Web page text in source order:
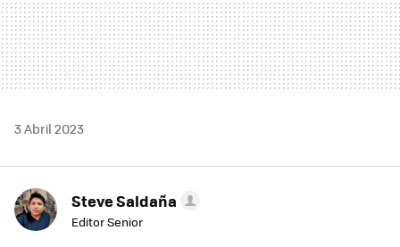
3 Abril 2023
Steve Saldaña
Editor Senior